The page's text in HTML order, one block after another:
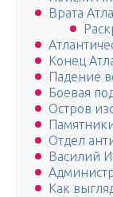
Врата
Конец
Падение
Боевая
Остров
Отдел
Василий
Как